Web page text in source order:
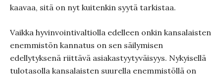
kaavaa, sitä on nyt kuitenkin syytä tarkistaa.
Vaikka hyvinvointivaltiolla edelleen onkin kansalaisten
enemmistön kannatus on sen säilymisen
edellytyksenä riittävä asiakastyytyväisyys. Nykyisellä
tulotasolla kansalaisten suurella enemmistöllä on